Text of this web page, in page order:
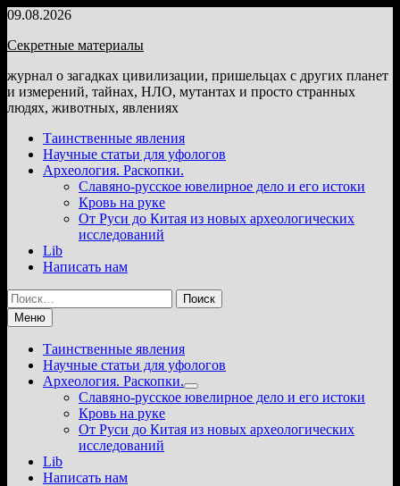
Перейти
содержимому
09.08.2026
Секретные материалы
журнал о загадках цивилизации, пришельцах с других планет
и измерений, тайнах, НЛО, мутантах и просто странных
людях, животных, явлениях
Таинственные явления
Научные статьи для уфологов
Археология. Раскопки.
Славяно-русское ювелирное дело и его истоки
Кровь на руке
От Руси до Китая из новых археологических
исследований
Lib
Написать нам
Найти:
Меню
Таинственные явления
Научные статьи для уфологов
Археология. Раскопки.
Показать
подменю
Славяно-русское ювелирное дело и его истоки
Кровь на руке
От Руси до Китая из новых археологических
исследований
Lib
Написать нам